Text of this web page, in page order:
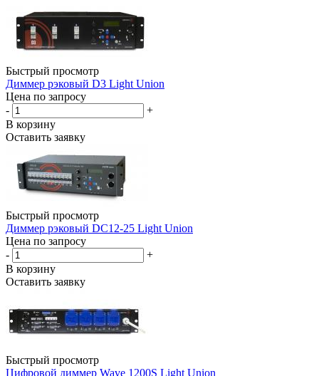
Быстрый просмотр
Диммер рэковый D3 Light Union
Цена по запросу
-
+
В корзину
Оставить заявку
Быстрый просмотр
Диммер рэковый DC12-25 Light Union
Цена по запросу
-
+
В корзину
Оставить заявку
Быстрый просмотр
Цифровой диммер Wave 1200S Light Union